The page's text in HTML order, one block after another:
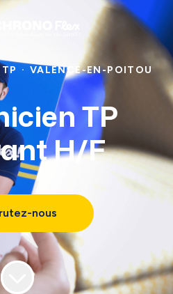
· VALENCE-EN-POITOU
TP
H/F
nous